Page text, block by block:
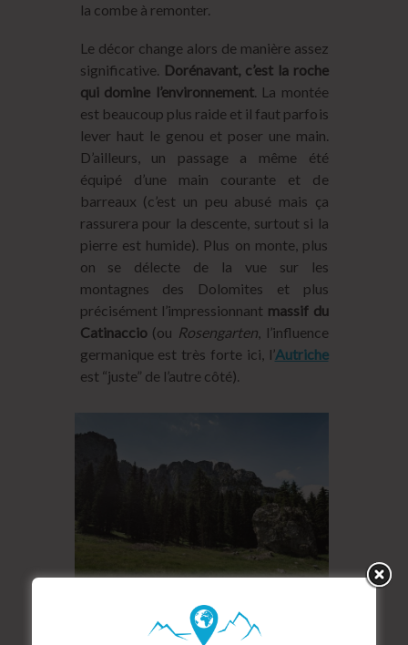
la combe à remonter.
Le décor change alors de manière assez
significative. Dorénavant, c’est la roche
qui domine l’environnement. La montée
est beaucoup plus raide et il faut parfois
lever haut le genou et poser une main.
D’ailleurs, un passage a même été
équipé d’une main courante et de
barreaux (c’est un peu abusé mais ça
rassurera pour la descente, surtout si la
pierre est humide). Plus on monte, plus
on se délecte de la vue sur les
montagnes des Dolomites et plus
précisément l’impressionnant massif du
Catinaccio(ou Rosengarten, l’influence
germanique est très forte ici, l’Autriche
est “juste” de l’autre côté).